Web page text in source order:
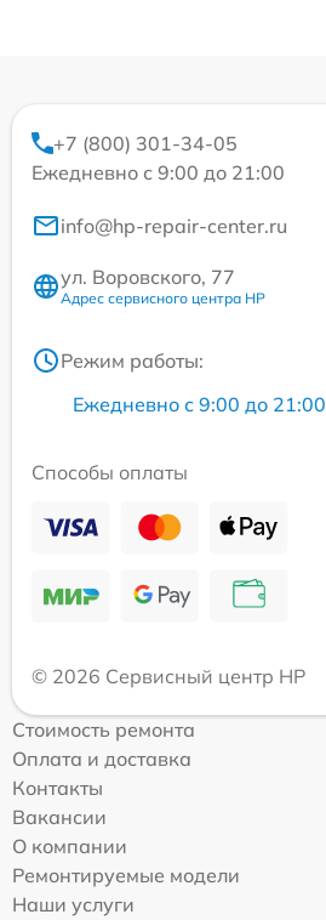
+7 (800) 301-34-05
Ежедневно с 9:00 до 21:00
info@hp-repair-center.ru
ул. Воровского, 77
Адрес сервисного центра HP
Режим работы:
Ежедневно с 9:00 до 21:00
Способы оплаты
© 2026 Сервисный центр HP
Стоимость ремонта
Оплата и доставка
Контакты
Вакансии
О компании
Ремонтируемые модели
Наши услуги